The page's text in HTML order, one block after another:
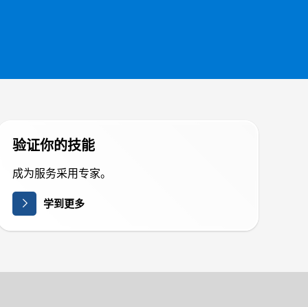
验证你的技能
成为服务采用专家。
学到更多